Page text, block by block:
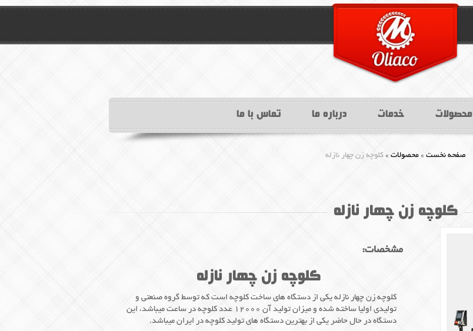
محصولات خدمات درباره ما تماس با ما
صفحه نخست »محصولات »کلوچه زن چهار نازله
کلوچه زن چهار نازله
مشخصات:
کلوچه زن چهار نازله
کلوچه زن چهار نازله یکی از دستگاه های ساخت کلوچه است که توسط گروه صنعتی و
تولیدی اولیا ساخته شده و میزان تولید آن 12000 عدد کلوچه در ساعت میباشد، این
دستگاه در حال حاضر یکی از بهترین دستگاه های تولید کلوچه در ایران میباشد.